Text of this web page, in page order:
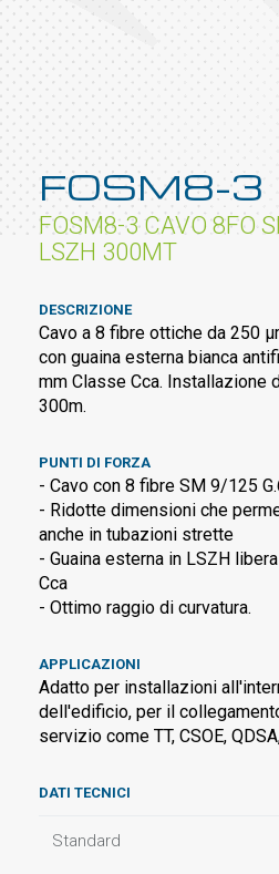
FOSM8-3
FOSM8-3 CAVO 8FO
LSZH 300MT
DESCRIZIONE
Cavo a 8 fibre ottiche da 250
con guaina esterna bianca
mm Classe Cca. Installazione
300m.
PUNTI DI FORZA
- Cavo con 8 fibre SM 9/125
- Ridotte dimensioni che
anche in tubazioni strette
- Guaina esterna in LSZH
Cca
- Ottimo raggio di curvatura.
APPLICAZIONI
Adatto per installazioni
dell'edificio, per il
servizio come TT, CSOE,
DATI TECNICI
Standard